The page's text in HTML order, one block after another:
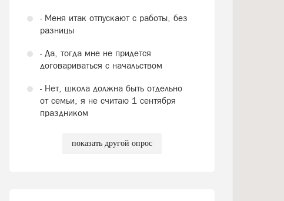
- Меня итак отпускают с работы, без
разницы
- Да, тогда мне не придется
договариваться с начальством
- Нет, школа должна быть отдельно
от семьи, я не считаю 1 сентября
праздником
показать другой опрос